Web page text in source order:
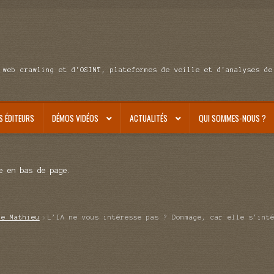
crawling et d'OSINT, plateformes de veille et d'analyses de
ÉDITEURS DÉMOS VIDÉOS ACTUALITÉS QUI SOMMES-NOUS ?
en bas de page.
Mathieu L’IA ne vous intéresse pas ? Dommage, car elle